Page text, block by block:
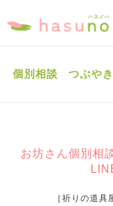
個別相談 つぶやき
お坊さん個別相
［祈りの道